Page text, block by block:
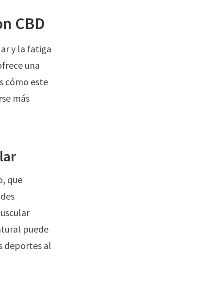
CBD
y la fatiga
una
cómo este
más
que
puede
deportes al